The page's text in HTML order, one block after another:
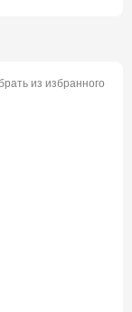
из избранного